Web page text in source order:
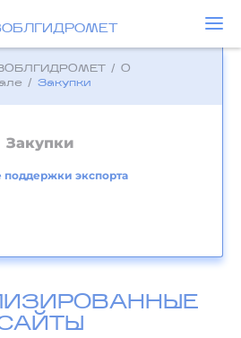
/ О
/ Закупки
Закупки
экспорта